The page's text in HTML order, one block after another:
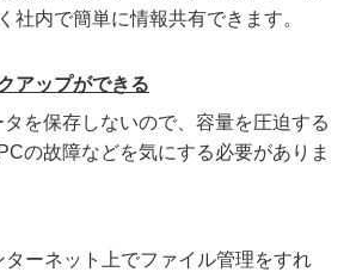
社内で簡単に情報共有できます。
アップができる
を保存しないので、容量を圧迫する
の故障などを気にする必要がありま
ーネット上でファイル管理をすれ